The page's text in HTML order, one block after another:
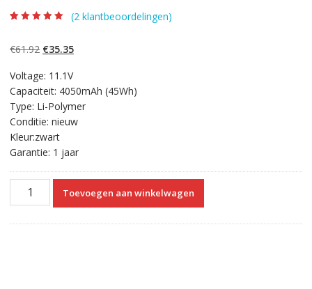
gebaseerd op
klantbeoordelinge
(2 klantbeoordelingen)
€61.92 Oorspronkelijke
was:
€61.92.
€35.35Huidige
€35.35.
Voltage: 11.1V
Capaciteit: 4050mAh (45Wh)
Type: Li-Polymer
Conditie: nieuw
Kleur:zwart
Garantie: 1 jaar
Originele
Toevoegen aan winkelwagen